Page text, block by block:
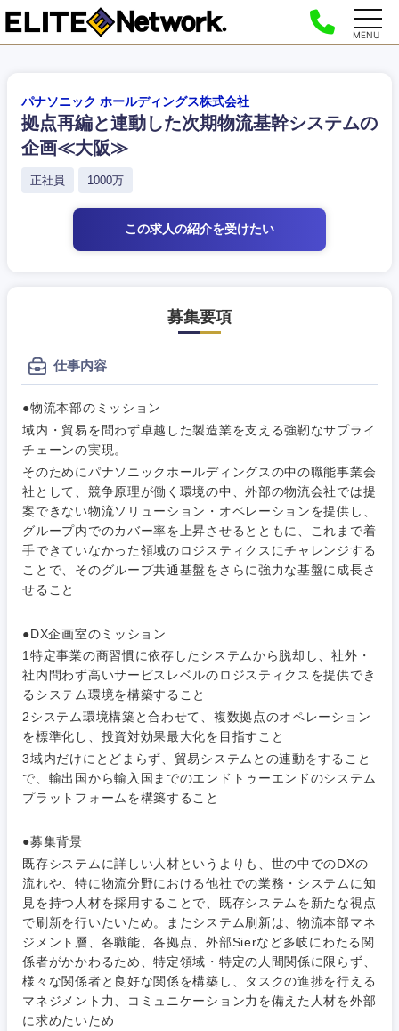
MENU
パナソニック ホールディングス株式会社
拠点再編と連動した次期物流基幹システムの
企画≪大阪≫
正社員 1000万
この求人の紹介を受けたい
募集要項
仕事内容
●物流本部のミッション
域内・貿易を問わず卓越した製造業を支える強靭なサプライ
チェーンの実現。
そのためにパナソニックホールディングスの中の職能事業会
社として、競争原理が働く環境の中、外部の物流会社では提
案できない物流ソリューション・オペレーションを提供し、
グループ内でのカバー率を上昇させるとともに、これまで着
手できていなかった領域のロジスティクスにチャレンジする
ことで、そのグループ共通基盤をさらに強力な基盤に成長さ
せること
●DX企画室のミッション
1特定事業の商習慣に依存したシステムから脱却し、社外・
社内問わず高いサービスレベルのロジスティクスを提供でき
るシステム環境を構築すること
2システム環境構築と合わせて、複数拠点のオペレーション
を標準化し、投資対効果最大化を目指すこと
3域内だけにとどまらず、貿易システムとの連動をすること
で、輸出国から輸入国までのエンドトゥーエンドのシステム
プラットフォームを構築すること
●募集背景
既存システムに詳しい人材というよりも、世の中でのDXの
流れや、特に物流分野における他社での業務・システムに知
見を持つ人材を採用することで、既存システムを新たな視点
で刷新を行いたいため。またシステム刷新は、物流本部マネ
ジメント層、各職能、各拠点、外部Sierなど多岐にわたる関
係者がかかわるため、特定領域・特定の人間関係に限らず、
様々な関係者と良好な関係を構築し、タスクの進捗を行える
マネジメント力、コミュニケーション力を備えた人材を外部
に求めたいため
ご希望の職種を選択してください
経営企
画・事業
企画
経営ボー
ド
SCM
人事
マーケテ
ィング
営業
すべての経営企画・事業企
画
事業企画・事業開発
新規事業企画・立上げ
M&A・事業投資
経営企画
ご希望の職種を選択してください
経営企画・事業企画
経営ボード
管理
人事
マーケティング
営業
サービス
ご希望の業界を選択してください
商社・卸
エネルギー・資源・環境
自動車・機械・船舶
電気・電子・半導体
素材・化学・金属
食品・化粧品・アパレル・消費財
メディカル・ヘルスケア・ライフサイエンス
ご希望の勤務地を選択してください
北海道・東北地方
北海道 青森県
秋田県 岩手県
宮城県
福島県
ご希望条件を入力ください
推奨年齢
20代 30代
フリーワード
こだわり条件を入力ください
急募